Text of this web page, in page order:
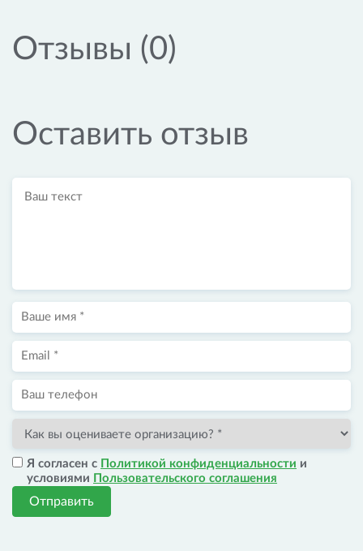
Отзывы (0)
Оставить отзыв
Я согласен с Политикой конфиденциальности и
условиями Пользовательского соглашения
Отправить